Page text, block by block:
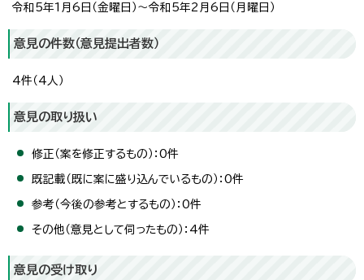
令和5年1月6日（金曜日）～令和5年2月6日（月曜日）
意見の件数（意見提出者数）
4件（4人）
意見の取り扱い
修正（案を修正するもの）：0件
既記載（既に案に盛り込んでいるもの）：0件
参考（今後の参考とするもの）：0件
その他（意見として伺ったもの）：4件
意見の受け取り